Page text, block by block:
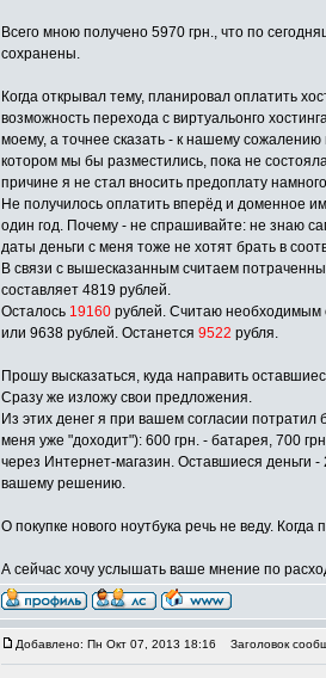
Всего мною получено 5970 грн., что по
сохранены.
Когда открывал тему, планировал оплатить
возможность перехода с виртуальонго
моему, а точнее сказать - к нашему
котором мы бы разместились, пока не
причине я не стал вносить предоплату
Не получилось оплатить вперёд и доменное
один год. Почему - не спрашивайте: не знаю
даты деньги с меня тоже не хотят брать в
В связи с вышесказанным считаем
составляет 4819 рублей.
Осталось 19160 рублей. Считаю необходимым
или 9638 рублей. Останется 9522 рубля.
Прошу высказаться, куда направить
Сразу же изложу свои предложения.
Из этих денег я при вашем согласии
меня уже "доходит"): 600 грн. - батарея, 700
через Интернет-магазин. Оставшиеся деньги
вашему решению.
О покупке нового ноутбука речь не веду.
А сейчас хочу услышать ваше мнение по
Добавлено: Пн Окт 07, 2013 18:16 Заголовок